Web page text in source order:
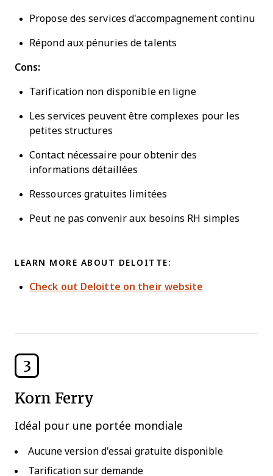
Propose des services d'accompagnement continu
Répond aux pénuries de talents
Cons:
Tarification non disponible en ligne
Les services peuvent être complexes pour les
petites structures
Contact nécessaire pour obtenir des
informations détaillées
Ressources gratuites limitées
Peut ne pas convenir aux besoins RH simples
LEARN MORE ABOUT DELOITTE:
Check out Deloitte on their website
3
Korn Ferry
Idéal pour une portée mondiale
Aucune version d'essai gratuite disponible
Tarification sur demande